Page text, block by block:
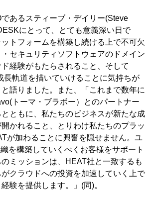
あるスティーブ・デイリー(Steve
にとって、とても意義深い日で
トフォームを構築し続ける上で不可欠
セキュリティソフトウェアのドメイン
経験がもたらされること、そして
長軌道を描いていけることに気持ちが
語りました。また、「これまで数年に
トーマ・ブラボー）とのパートナー
ともに、私たちのビジネスが新たな成
かれること、とりわけ私たちのプラッ
が加わることに興奮を隠せません。ユ
を構築していくべくお客様をサポート
ミッションは、HEAT社と一致するも
クラウドへの投資を加速していく上で
験を提供します。」(同)。